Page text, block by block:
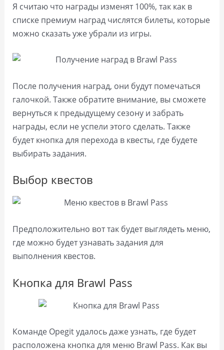
Я считаю что награды изменят 100%, так как в
списке премиум наград числятся билеты, которые
можно сказать уже убрали из игры.
После получения наград, они будут помечаться
галочкой. Также обратите внимание, вы сможете
вернуться к предыдущему сезону и забрать
награды, если не успели этого сделать. Также
будет кнопка для перехода в квесты, где будете
выбирать задания.
Выбор квестов
Предположительно вот так будет выглядеть меню,
где можно будет узнавать задания для
выполнения квестов.
Кнопка для Brawl Pass
Команде Opegit удалось даже узнать, где будет
расположена кнопка для меню Brawl Pass. Как вы